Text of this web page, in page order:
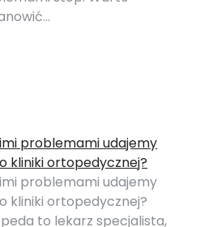
problemami udajemy
kliniki ortopedycznej?
problemami udajemy
kliniki ortopedycznej?
to lekarz specjalista,